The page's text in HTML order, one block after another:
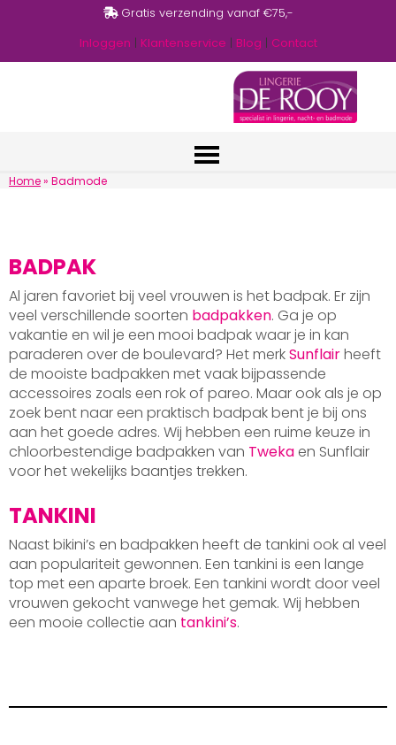
Gratis verzending vanaf €75,-
Inloggen | Klantenservice | Blog | Contact
Home» Badmode
BADPAK
Al jaren favoriet bij veel vrouwen is het badpak. Er zijn
veel verschillende soorten badpakken. Ga je op
vakantie en wil je een mooi badpak waar je in kan
paraderen over de boulevard? Het merkSunflairheeft
de mooiste badpakken met vaak bijpassende
accessoires zoals een rok of pareo. Maar ook als je op
zoek bent naar een praktisch badpak bent je bij ons
aan het goede adres. Wij hebben een ruime keuze in
chloorbestendige badpakken van Tweka en Sunflair
voor het wekelijks baantjes trekken.
TANKINI
Naast bikini’s en badpakken heeft de tankini ook al veel
aan populariteit gewonnen. Een tankini is een lange
top met een aparte broek. Een tankini wordt door veel
vrouwen gekocht vanwege het gemak. Wij hebben
een mooie collectie aan tankini’s.